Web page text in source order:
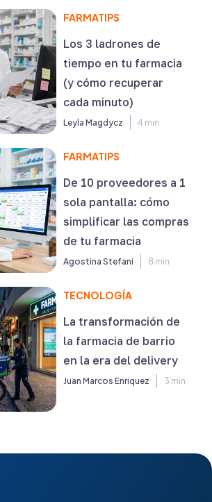
FARMATIPS
Los 3 ladrones de
tiempo en tu farmacia
(y cómo recuperar
cada minuto)
Leyla Magdycz 4 min
FARMATIPS
De 10 proveedores a 1
sola pantalla: cómo
simplificar las compras
de tu farmacia
Agostina Stefani 8 min
TECNOLOGÍA
La transformación de
la farmacia de barrio
en la era del delivery
Juan Marcos Enriquez 3 min